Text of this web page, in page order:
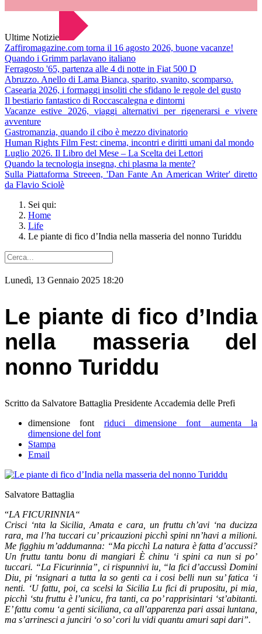
Ultime Notizie
Zaffiromagazine.com torna il 16 agosto 2026, buone vacanze!
Quando i Grimm parlavano italiano
Ferragosto '65, partenza alle 4 di notte in Fiat 500 D
Abruzzo. Anello di Lama Bianca, sparito, svanito, scomparso.
Casearia 2026, i formaggi insoliti che sfidano le regole del gusto
Il bestiario fantastico di Roccascalegna e dintorni
Vacanze estive 2026, viaggi alternativi per rigenerarsi e vivere
avventure
Gastromanzia, quando il cibo è mezzo divinatorio
Human Rights Film Fest: cinema, incontri e diritti umani dal mondo
Luglio 2026. Il Libro del Mese – La Scelta dei Lettori
Quando la tecnologia insegna, chi plasma la mente?
Sulla Piattaforma Streeen, 'Dan Fante An American Writer' diretto
da Flavio Sciolè
Sei qui:
Home
Life
Le piante di fico d’India nella masseria del nonno Turiddu
Lunedì, 13 Gennaio 2025 18:20
Le piante di fico d’India
nella masseria del
nonno Turiddu
Scritto da Salvatore Battaglia Presidente Accademia delle Prefi
dimensione font
riduci dimensione font
aumenta la
dimensione del font
Stampa
Email
Salvatore Battaglia
“LA FICURINNIA“
Crisci ‘nta la Sicilia, Amata e cara, un fruttu ch’avi ‘na ducizza
rara, ma l’ha tuccari cu’ pricauzioni picchì spini nn’havi a milioni.
Me figghiu m’addumanna: “Ma picchì La natura è fatta d’accussi?
Un fruttu tantu bonu di mangiari È chinu ‘i spini ca nun si po’
tuccari. “La Ficurinnia”, ci rispunnivi iu, “la fici d’accussì Domini
Diu, pi ‘nsignari a tutta la so genti ca i cosi belli nun su’ fatica ‘i
nenti. ‘U fattu, poi, ca scelsi la Sicilia Lu fici di prupositu, pi mia,
picchì ‘stu fruttu è l’unicu, fra tanti, ca po’ rapprisintari ‘st’abitanti.
E’ fattu comu ‘a genti siciliana, ca all’apparenza pari assai luntana,
ma s’arrinesci a junciri ‘o so’ cori lu vidi quantu amuri sapi dari”.